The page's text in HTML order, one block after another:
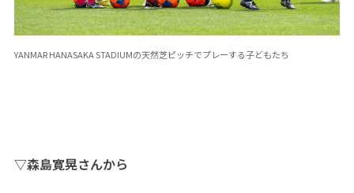
YANMAR HANASAKA STADIUMの天然芝ピッチでプレーする子どもたち
▽森島寛晃さんから